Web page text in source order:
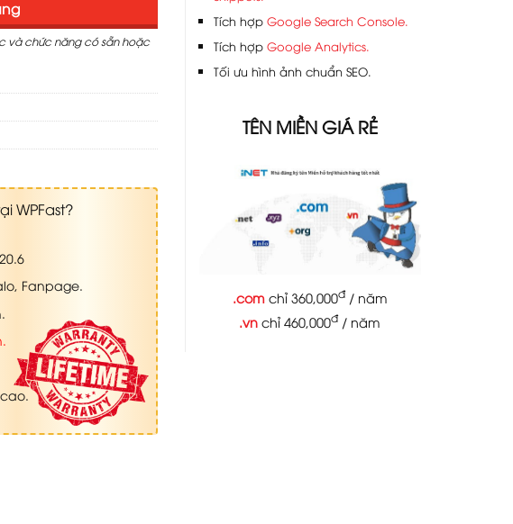
và chức năng có sẵn hoặc
WPFast?
Fanpage.
Tích hợpGoogle Search Console.
Tích hợpGoogle Analytics.
Tối ưu hình ảnh chuẩn SEO.
TÊN MIỀN GIÁ RẺ
.comchỉ 360,000đ/ năm
.vn chỉ 460,000đ/ năm